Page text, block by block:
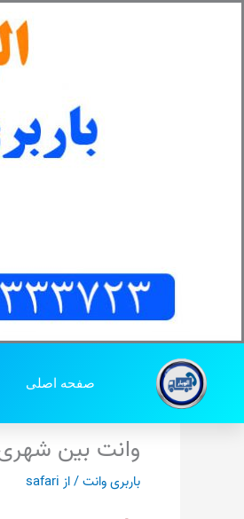
پرش
صفحه اصلی
وانت بین
باربری وانت/ از safari